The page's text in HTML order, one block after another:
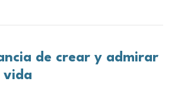
de crear y admirar
vida